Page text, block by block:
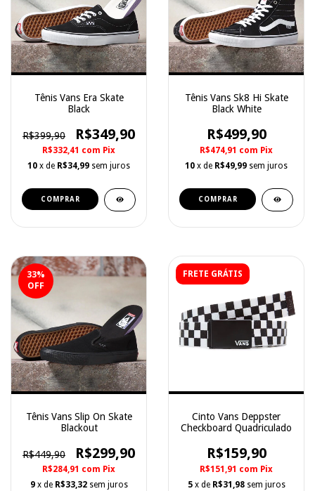
Tênis Vans Era Skate
Black
R$399,90 R$349,90
R$332,41 com Pix
10 x de R$34,99 sem juros
COMPRAR
Tênis Vans Sk8 Hi Skate
Black White
R$499,90
R$474,91 com Pix
10 x de R$49,99 sem juros
COMPRAR
33%
OFF
Tênis Vans Slip On Skate
Blackout
R$449,90 R$299,90
R$284,91 com Pix
9 x de R$33,32 sem juros
FRETE GRÁTIS
Cinto Vans Deppster
Checkboard Quadriculado
R$159,90
R$151,91 com Pix
5 x de R$31,98 sem juros